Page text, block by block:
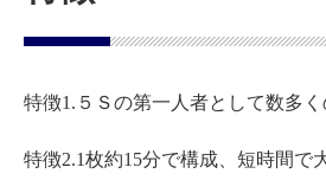
特徴1.５Ｓの第一人者として数多
特徴2.1枚約15分で構成、短時間で